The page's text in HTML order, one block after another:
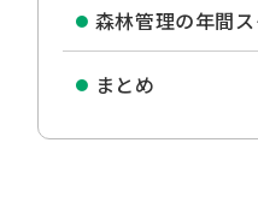
森林管理の年間
まとめ